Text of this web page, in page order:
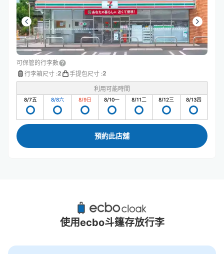
可保管的行李數
行李箱尺寸 :2 手提包尺寸 :2
利用可能時間
8/7五 8/8六 8/9日 8/10一 8/11二 8/12三 8/13四
預約此店舖
土浦站附近推薦的寄物櫃
3個投幣式置物櫃
使用ecbo斗篷存放行李